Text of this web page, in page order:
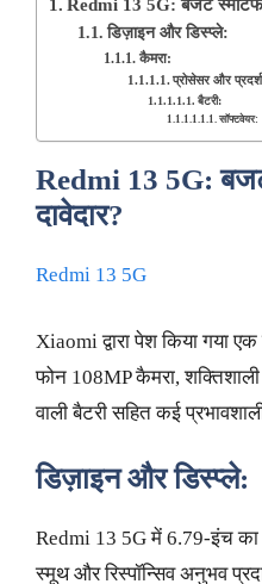
Redmi 13 5G: बजट
डिज़ाइन और डिस्प्ले:
कैमरा:
प्रोसेसर और
बैटरी:
सॉफ्टवेयर:
Redmi 13 5G: बजट
दावेदार?
Redmi 13 5G
Xiaomi द्वारा पेश किया गया
फोन 108MP कैमरा,
वाली बैटरी सहित कई
डिज़ाइन और डिस्प्ले:
Redmi 13 5G में 6.79-इंच का
स्मूथ और रिस्पॉन्सिव अनुभव